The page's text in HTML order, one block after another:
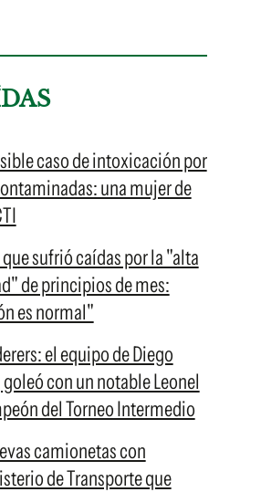
caso de intoxicación por
una mujer de
sufrió caídas por la "alta
de principios de mes:
es normal"
el equipo de Diego
con un notable Leonel
del Torneo Intermedio
camionetas con
de Transporte que